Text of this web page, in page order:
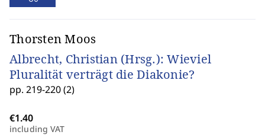
Thorsten Moos
Albrecht, Christian (Hrsg.): Wieviel
Pluralität verträgt die Diakonie?
pp. 219-220 (2)
including VAT